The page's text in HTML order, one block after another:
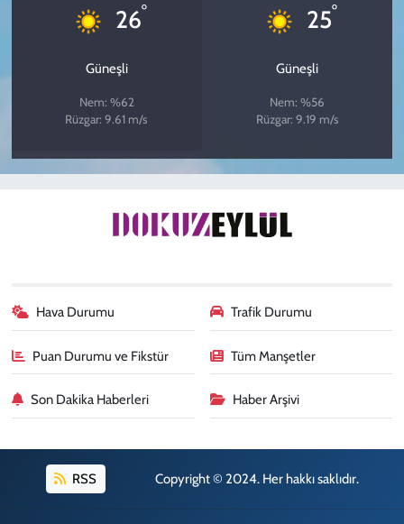
26°
Güneşli
Nem: %62
Rüzgar: 9.61 m/s
25°
Güneşli
Nem: %56
Rüzgar: 9.19 m/s
Hava Durumu Trafik Durumu
Puan Durumu ve Fikstür Tüm Manşetler
Son Dakika Haberleri Haber Arşivi
RSS Copyright © 2024. Her hakkı saklıdır.